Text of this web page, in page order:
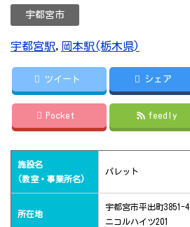
宇都宮市
宇都宮駅, 岡本駅(栃木県)
ツイート シェア
Pocket feedly
施設名
(教室・事業所名)
パレット
所在地
宇都宮市平出町3851-4
ニコルハイツ201